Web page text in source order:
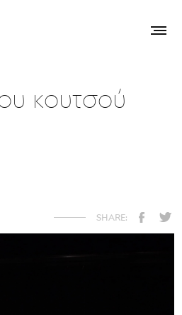
κουτσού